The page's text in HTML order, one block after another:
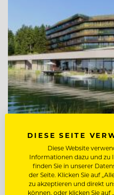
TOP ARBEITGEBER
Hotel
DIESE SEITE
Diese Website
Informationen dazu und zu
finden Sie in unserer
der Seite. Klicken Sie auf
zu akzeptieren und direkt
können, oder klicken Sie auf